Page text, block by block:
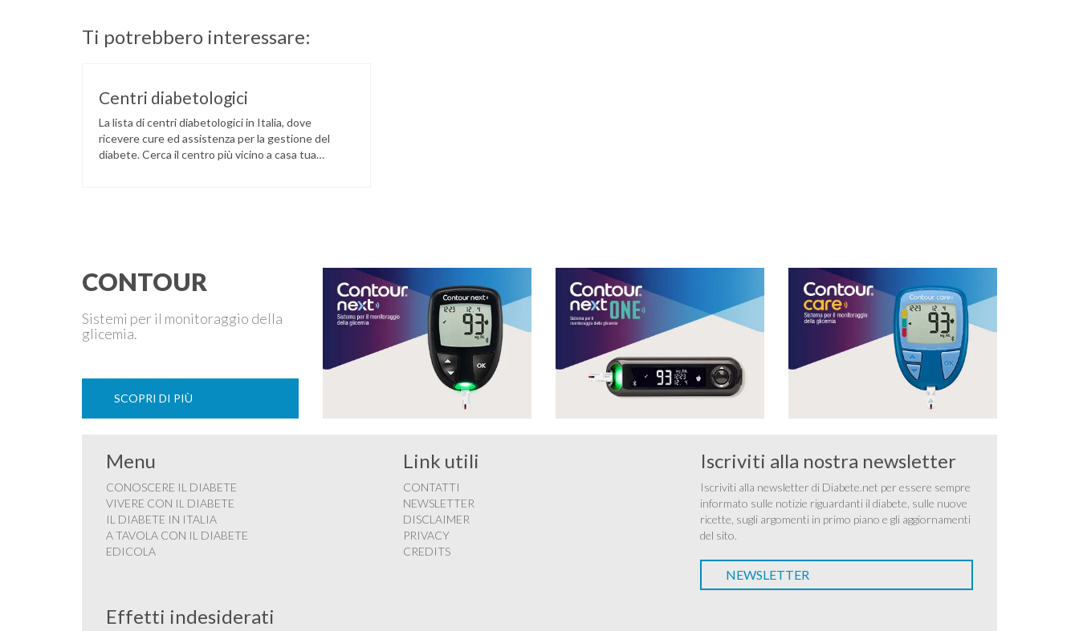
Ti potrebbero interessare:
Centri diabetologici
La lista di centri diabetologici in Italia, dove
ricevere cure ed assistenza per la gestione del
diabete. Cerca il centro più vicino a casa tua
CONTOUR
Sistemi per il monitoraggio della
glicemia.
SCOPRI DI PIÙ
Menu
CONOSCERE IL DIABETE
VIVERE CON IL DIABETE
IL DIABETE IN ITALIA
A TAVOLA CON IL DIABETE
EDICOLA
Link utili
CONTATTI
NEWSLETTER
DISCLAIMER
PRIVACY
CREDITS
Iscriviti alla nostra newsletter
Iscriviti alla newsletter di Diabete.net per essere sempre
informato sulle notizie riguardanti il diabete, sulle nuove
ricette, sugli argomenti in primo piano e gli aggiornamenti
del sito.
NEWSLETTER
Effetti indesiderati